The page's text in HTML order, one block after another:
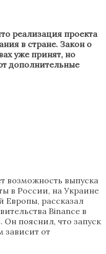
реализация проекта
в стране. Закон о
уже принят, но
дополнительные
возможность выпуска
в России, на Украине
Европы, рассказал
Binance в
пояснил, что запуск
зависит от